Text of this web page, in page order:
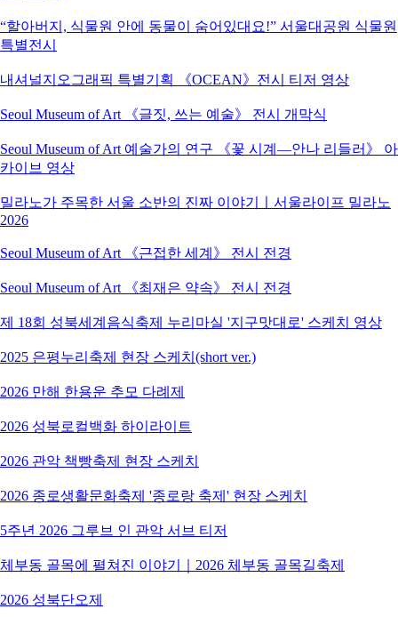
“할아버지, 식물원 안에 동물이 숨어있대요!” 서울대공원 식물원
특별전시
내셔널지오그래픽 특별기획 《OCEAN》전시 티저 영상
Seoul Museum of Art 《글짓, 쓰는 예술》 전시 개막식
Seoul Museum of Art 예술가의 연구 《꽃 시계―안나 리들러》 아
카이브 영상
밀라노가 주목한 서울 소반의 진짜 이야기ㅣ서울라이프 밀라노
2026
Seoul Museum of Art 《근접한 세계》 전시 전경
Seoul Museum of Art 《최재은 약속》 전시 전경
제 18회 성북세계음식축제 누리마실 '지구맛대로' 스케치 영상
2025 은평누리축제 현장 스케치(short ver.)
2026 만해 한용운 추모 다례제
2026 성북로컬백화 하이라이트
2026 관악 책빵축제 현장 스케치
2026 종로생활문화축제 '종로랑 축제' 현장 스케치
5주년 2026 그루브 인 관악 서브 티저
체부동 골목에 펼쳐진 이야기｜2026 체부동 골목길축제
2026 성북단오제